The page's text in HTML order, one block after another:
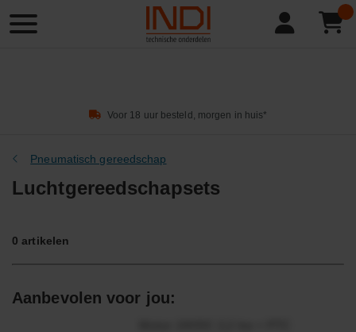
Product
zoeken
Voor 18 uur besteld, morgen in huis*
Pneumatisch gereedschap
Luchtgereedschapsets
0 artikelen
Aanbevolen voor jou: